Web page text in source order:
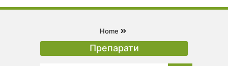
Home
Препарати